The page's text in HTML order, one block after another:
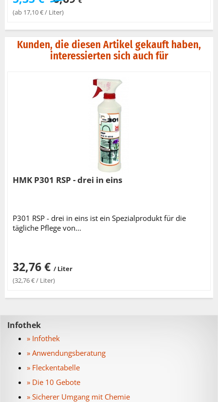
(ab 17,10 € / Liter)
Kunden, die diesen Artikel gekauft haben,
interessierten sich auch für
HMK P301 RSP - drei in eins
P301 RSP - drei in eins ist ein Spezialprodukt für die
tägliche Pflege von...
32,76 € / Liter
(32,76 € / Liter)
Infothek
» Infothek
» Anwendungsberatung
» Fleckentabelle
» Die 10 Gebote
» Sicherer Umgang mit Chemie